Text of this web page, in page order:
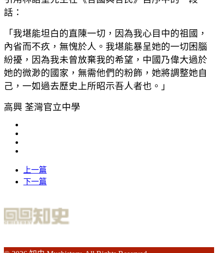
話：
「我堪能坦白的直陳一切，因為我心目中的祖國，
內省而不疚，無愧於人。我堪能暴呈她的一切困腦
紛擾，因為我未曾放棄我的希望，中國乃偉大過於
她的微渺的國家，無需他們的粉飾，她將調整她自
己，一如過去歷史上所昭示吾人者也。」
高興 荃灣官立中學
上一篇
下一篇